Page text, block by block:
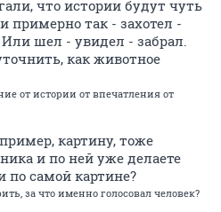
что истории будут чуть
так - захотел -
шел - увидел - забрал.
как животное
от истории от впечатления от
картину, тоже
и по ней уже делаете
по самой картине?
за что именно голосовал человек?